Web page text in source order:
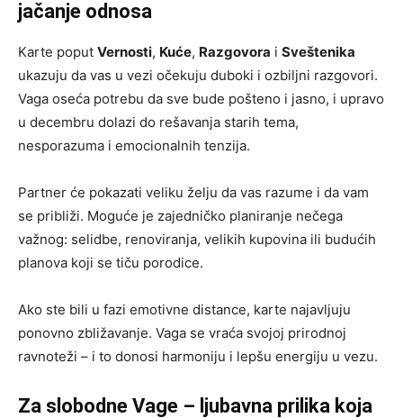
jačanje odnosa
Karte poput Vernosti, Kuće, Razgovora i Sveštenika
ukazuju da vas u vezi očekuju duboki i ozbiljni razgovori.
Vaga oseća potrebu da sve bude pošteno i jasno, i upravo
u decembru dolazi do rešavanja starih tema,
nesporazuma i emocionalnih tenzija.
Partner će pokazati veliku želju da vas razume i da vam
se približi. Moguće je zajedničko planiranje nečega
važnog: selidbe, renoviranja, velikih kupovina ili budućih
planova koji se tiču porodice.
Ako ste bili u fazi emotivne distance, karte najavljuju
ponovno zbližavanje. Vaga se vraća svojoj prirodnoj
ravnoteži – i to donosi harmoniju i lepšu energiju u vezu.
Za slobodne Vage – ljubavna prilika koja